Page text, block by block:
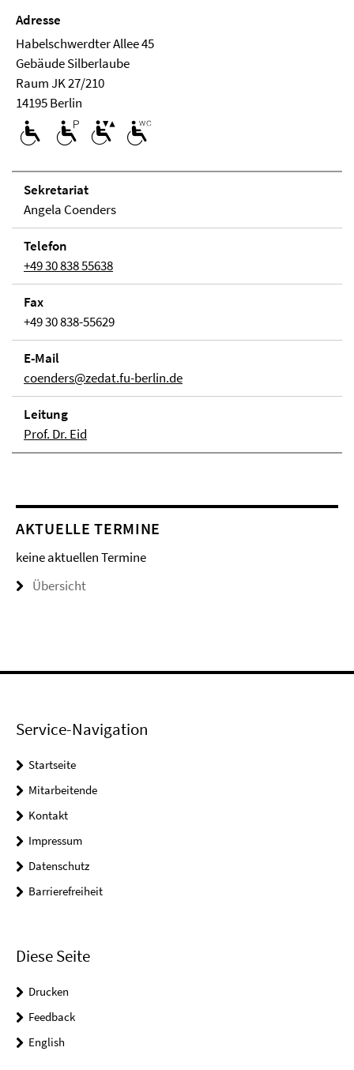
Adresse
Habelschwerdter Allee 45
Ge­bäude Silberlaube
Raum JK 27/210
14195 Berlin
Se­kre­ta­ri­at
Angela Coenders
Telefon
+49 30 838 55638
Fax
+49 30 838-55629
E-Mail
coenders@zedat.fu-berlin.de
Lei­tung
Prof. Dr. Eid
AKTUELLE TERMINE
keine aktuellen Termine
Übersicht
Service-Navigation
Startseite
Mitarbeitende
Kontakt
Impressum
Datenschutz
Barrierefreiheit
Diese Seite
Drucken
Feedback
English